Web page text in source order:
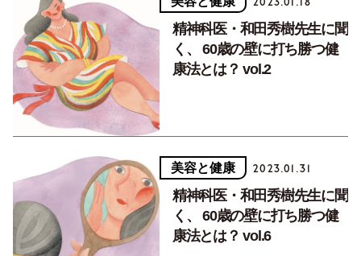
精神科医・和田秀樹先生に聞
く、 60歳の壁に打ち勝つ健
康法とは？ vol.2
美容と健康 2023.01.31
精神科医・和田秀樹先生に聞
く、 60歳の壁に打ち勝つ健
康法とは？ vol.6